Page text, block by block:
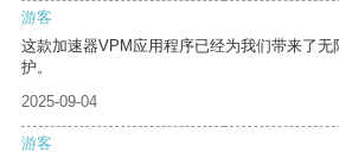
游客
这款加速器VPM应用程序已经为我们带来了
护。
2025-09-04
游客